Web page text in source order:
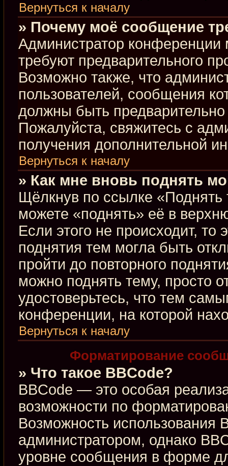
Вернуться к началу
» Почему моё сообщение
Администратор
требуют предварительного
Возможно также, что
пользователей, сообщения
должны быть
Пожалуйста, свяжитесь с
получения дополнительной
Вернуться к началу
» Как мне вновь поднять
Щёлкнув по ссылке
можете «поднять» её в
Если этого не происходит, то
поднятия тем могла быть
пройти до повторного
можно поднять тему, просто
удостоверьтесь, что тем
конференции, на которой
Вернуться к началу
Форматирование
» Что такое BBCode?
BBCode — это особая
возможности по
Возможность использования
администратором, однако
уровне сообщения в форме